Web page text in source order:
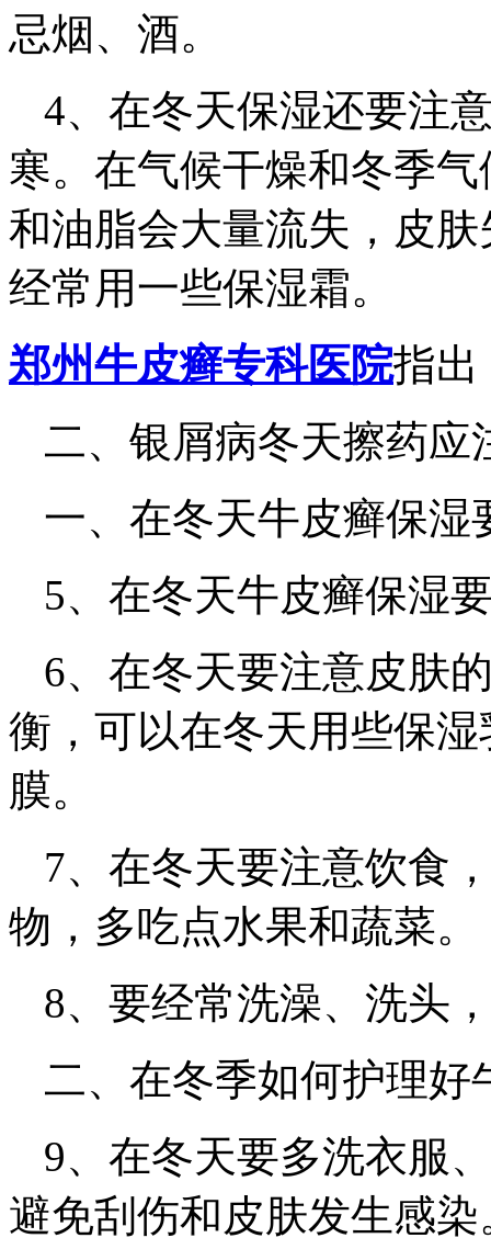
忌烟、酒。
4、在冬天保湿还要注
寒。在气候干燥和冬季
和油脂会大量流失，皮
经常用一些保湿霜。
郑州牛皮癣专科医院指出
二、银屑病冬天擦药应
一、在冬天牛皮癣保湿
5、在冬天牛皮癣保湿
6、在冬天要注意皮肤
衡，可以在冬天用些保
膜。
7、在冬天要注意饮食
物，多吃点水果和蔬菜。
8、要经常洗澡、洗头
二、在冬季如何护理好
9、在冬天要多洗衣服
避免刮伤和皮肤发生感染